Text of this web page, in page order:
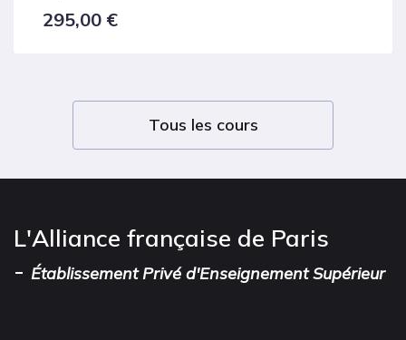
295,00 €
Tous les cours
L'Alliance française de Paris
- Établissement Privé d'Enseignement Supérieur